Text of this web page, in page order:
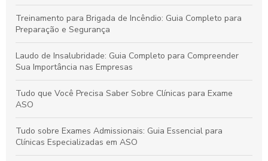
Treinamento para Brigada de Incêndio: Guia Completo para
Preparação e Segurança
Laudo de Insalubridade: Guia Completo para Compreender
Sua Importância nas Empresas
Tudo que Você Precisa Saber Sobre Clínicas para Exame
ASO
Tudo sobre Exames Admissionais: Guia Essencial para
Clínicas Especializadas em ASO